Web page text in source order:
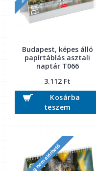
Budapest, képes álló
papírtáblás asztali
naptár T066
3.112 Ft
Kosárba
teszem